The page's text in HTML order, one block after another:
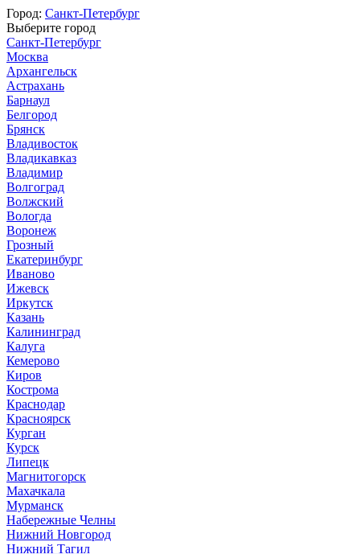
Город: Санкт-Петербург
Выберите город
Санкт-Петербург
Москва
Архангельск
Астрахань
Барнаул
Белгород
Брянск
Владивосток
Владикавказ
Владимир
Волгоград
Волжский
Вологда
Воронеж
Грозный
Екатеринбург
Иваново
Ижевск
Иркутск
Казань
Калининград
Калуга
Кемерово
Киров
Кострома
Краснодар
Красноярск
Курган
Курск
Липецк
Магнитогорск
Махачкала
Мурманск
Набережные Челны
Нижний Новгород
Нижний Тагил